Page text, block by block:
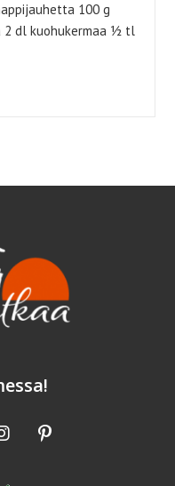
100 g
2 dl kuohukermaa ½ tl